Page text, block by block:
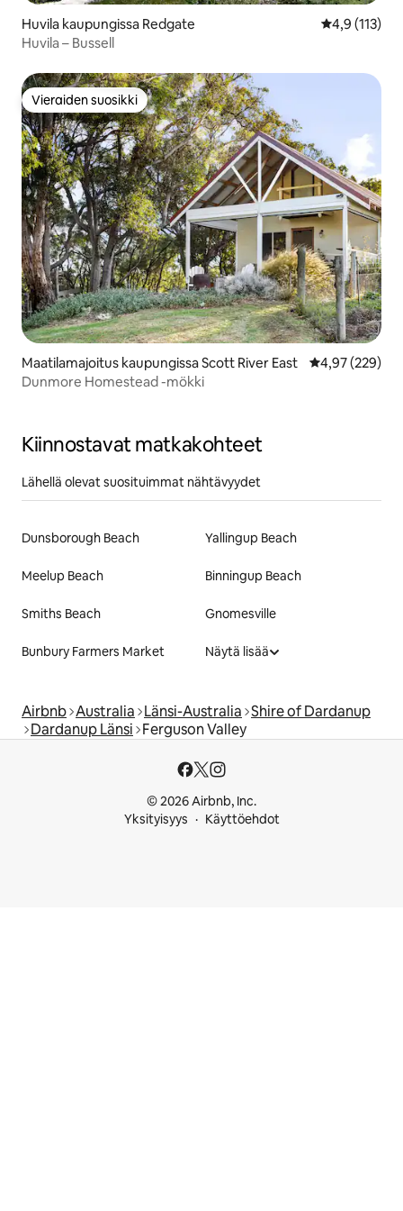
Huvila kaupungissa Redgate
4,9 (113)
Huvila – Bussell
Vieraiden suosikki
Vieraiden suosikki
Maatilamajoitus kaupungissa Scott River East
4,97 (229)
Dunmore Homestead -mökki
Kiinnostavat matkakohteet
Lähellä olevat suosituimmat nähtävyydet
Dunsborough Beach Yallingup Beach
Meelup Beach Binningup Beach
Smiths Beach Gnomesville
Bunbury Farmers Market Näytä lisää
Airbnb Australia Länsi-Australia Shire of Dardanup
Dardanup Länsi Ferguson Valley
© 2026 Airbnb, Inc.
Yksityisyys
Käyttöehdot